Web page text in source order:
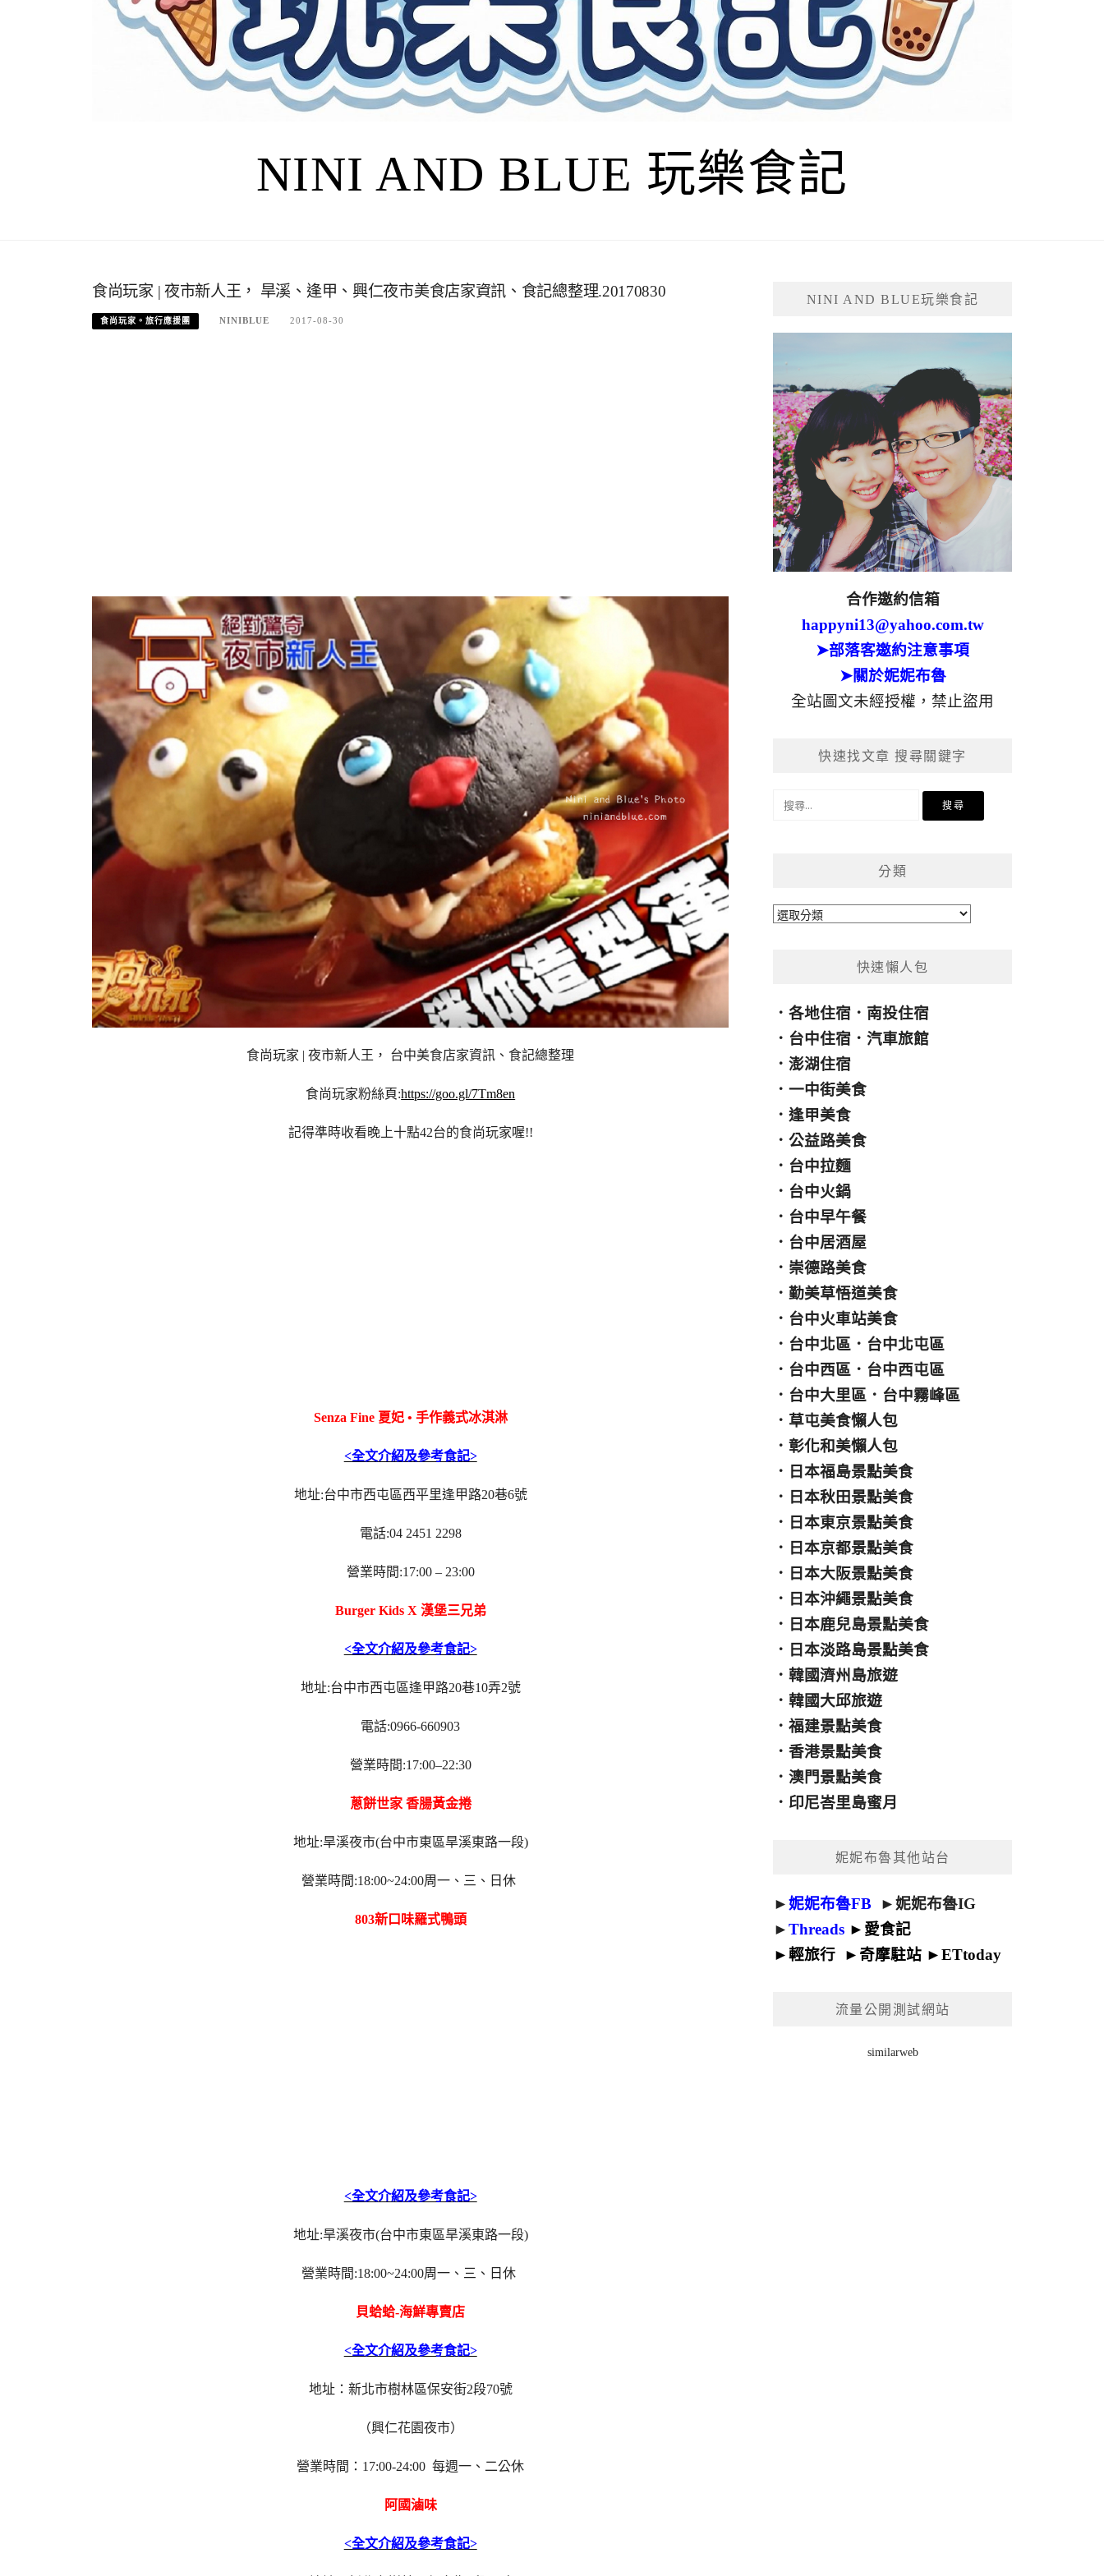
NINI AND BLUE 玩樂食記
食尚玩家 | 夜市新人王， 旱溪、逢甲、興仁夜市美食店家資訊、食記總整理.20170830
食尚玩家。旅行應援團 NINIBLUE 2017-08-30
食尚玩家 | 夜市新人王， 台中美食店家資訊、食記總整理
食尚玩家粉絲頁:https://goo.gl/7Tm8en
記得準時收看晚上十點42台的食尚玩家喔!!
Senza Fine 夏妃 • 手作義式冰淇淋
<全文介紹及參考食記>
地址:台中市西屯區西平里逢甲路20巷6號
電話:04 2451 2298
營業時間:17:00 – 23:00
Burger Kids X 漢堡三兄弟
<全文介紹及參考食記>
地址:台中市西屯區逢甲路20巷10弄2號
電話:0966-660903
營業時間:17:00–22:30
蔥餅世家 香腸黃金捲
地址:旱溪夜市(台中市東區旱溪東路一段)
營業時間:18:00~24:00周一、三、日休
803新口味羅式鴨頭
<全文介紹及參考食記>
地址:旱溪夜市(台中市東區旱溪東路一段)
營業時間:18:00~24:00周一、三、日休
貝蛤蛤-海鮮專賣店
<全文介紹及參考食記>
地址：新北市樹林區保安街2段70號
（興仁花園夜市）
營業時間：17:00-24:00 每週一、二公休
阿國滷味
<全文介紹及參考食記>
NINI AND BLUE玩樂食記
合作邀約信箱
happyni13@yahoo.com.tw
➤部落客邀約注意事項
➤關於妮妮布魯
全站圖文未經授權，禁止盜用
快速找文章 搜尋關鍵字
分類
分
快速懶人包
．各地住宿 ． 南投住宿
． 台中住宿 ．汽車旅館
．澎湖住宿
．一中街美食
．逢甲美食
．公益路美食
． 台中拉麵
． 台中火鍋
． 台中早午餐
． 台中居酒屋
． 崇德路美食
．勤美草悟道美食
． 台中火車站美食
． 台中北區 ． 台中北屯區
． 台中西區 ． 台中西屯區
． 台中大里區 ． 台中霧峰區
． 草屯美食懶人包
．彰化和美懶人包
． 日本福島景點美食
． 日本秋田景點美食
． 日本東京景點美食
． 日本京都景點美食
． 日本大阪景點美食
． 日本沖繩景點美食
． 日本鹿兒島景點美食
． 日本淡路島景點美食
．韓國濟州島旅遊
．韓國大邱旅遊
．福建景點美食
．香港景點美食
．澳門景點美食
． 印尼峇里島蜜月
妮妮布魯其他站台
►妮妮布魯FB ►妮妮布魯IG
►Threads ► 愛食記
►輕旅行 ► 奇摩駐站 ►ETtoday
流量公開測試網站
similarweb